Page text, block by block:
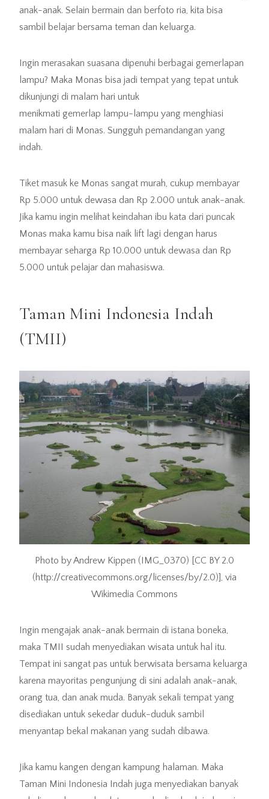
anak-anak. Selain bermain dan berfoto ria, kita bisa
sambil belajar bersama teman dan keluarga.
Ingin merasakan suasana dipenuhi berbagai gemerlapan
lampu? Maka Monas bisa jadi tempat yang tepat untuk
dikunjungi di malam hari untuk
menikmati gemerlap lampu-lampu yang menghiasi
malam hari di Monas. Sungguh pemandangan yang
indah.
Tiket masuk ke Monas sangat murah, cukup membayar
Rp 5.000 untuk dewasa dan Rp 2.000 untuk anak-anak.
Jika kamu ingin melihat keindahan ibu kata dari puncak
Monas maka kamu bisa naik lift lagi dengan harus
membayar seharga Rp 10.000 untuk dewasa dan Rp
5.000 untuk pelajar dan mahasiswa.
Taman Mini Indonesia Indah
(TMII)
Photo by Andrew Kippen (IMG_0370) [CC BY 2.0
(http://creativecommons.org/licenses/by/2.0)], via
Wikimedia Commons
Ingin mengajak anak-anak bermain di istana boneka,
maka TMII sudah menyediakan wisata untuk hal itu.
Tempat ini sangat pas untuk berwisata bersama keluarga
karena mayoritas pengunjung di sini adalah anak-anak,
orang tua, dan anak muda. Banyak sekali tempat yang
disediakan untuk sekedar duduk-duduk sambil
menyantap bekal makanan yang sudah dibawa.
Jika kamu kangen dengan kampung halaman. Maka
Taman Mini Indonesia Indah juga menyediakan banyak